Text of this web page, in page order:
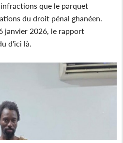
que le parquet
du droit pénal ghanéen.
janvier 2026, le rapport
d'ici là.